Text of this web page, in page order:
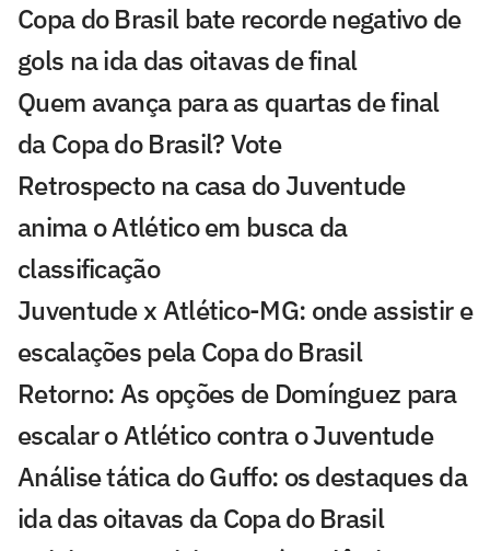
Copa do Brasil bate recorde negativo de
gols na ida das oitavas de final
Quem avança para as quartas de final
da Copa do Brasil? Vote
Retrospecto na casa do Juventude
anima o Atlético em busca da
classificação
Juventude x Atlético-MG: onde assistir e
escalações pela Copa do Brasil
Retorno: As opções de Domínguez para
escalar o Atlético contra o Juventude
Análise tática do Guffo: os destaques da
ida das oitavas da Copa do Brasil